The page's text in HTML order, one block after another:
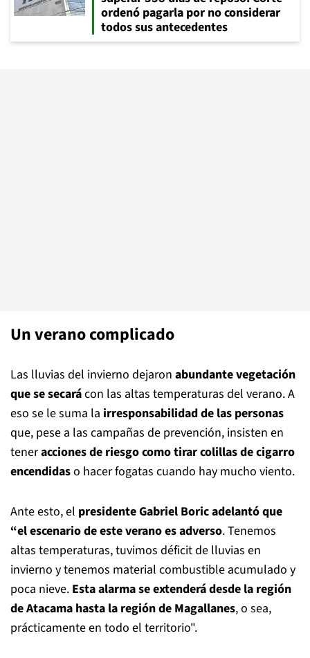
ordenó pagarla por no considerar
todos sus antecedentes
Un verano complicado
Las lluvias del invierno dejaron abundante vegetación
que se secarácon las altas temperaturas del verano. A
eso se le suma la irresponsabilidad de las personas
que, pese a las campañas de prevención, insisten en
teneracciones de riesgo como tirar colillas de cigarro
encendidaso hacer fogatas cuando hay mucho viento.
Ante esto, el presidente Gabriel Boric adelantó que
“el escenario de este verano es adverso. Tenemos
altas temperaturas, tuvimos déficit de lluvias en
invierno y tenemos material combustible acumulado y
poca nieve. Esta alarma se extenderá desde la región
de Atacama hasta la región de Magallanes, o sea,
prácticamente en todo el territorio".